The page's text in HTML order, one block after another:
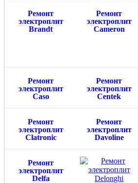
Ремонт
электроплит
Brandt
Ремонт
электроплит
Cameron
Ремонт
электроплит
Caso
Ремонт
электроплит
Centek
Ремонт
электроплит
Clatronic
Ремонт
электроплит
Davoline
Ремонт
электроплит
Delfa